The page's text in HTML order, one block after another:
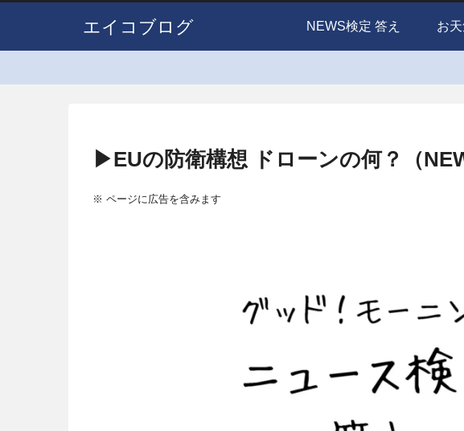
エイコブログ NEWS検定 答え お
▶EUの防衛構想 ドローンの何？（
※ ページに広告を含みます